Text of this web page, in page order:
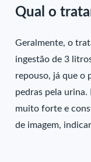
Qual o
Geralmente, o
ingestão de 3
repouso, já que o
pedras pela urina.
muito forte e
de imagem,